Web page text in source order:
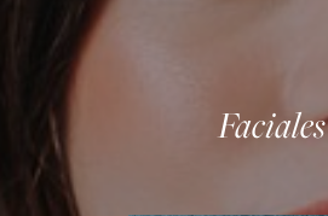
Faciales
Contrast Mode